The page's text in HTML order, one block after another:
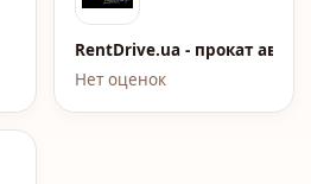
RentDrive.ua - прокат
Нет оценок